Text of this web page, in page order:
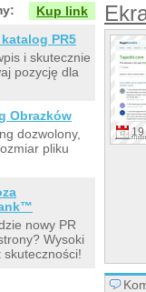
19
Kup link
PR5
i skutecznie
pozycję dla
Obrazków
dozwolony,
pliku
nowy PR
Wysoki
skuteczności!